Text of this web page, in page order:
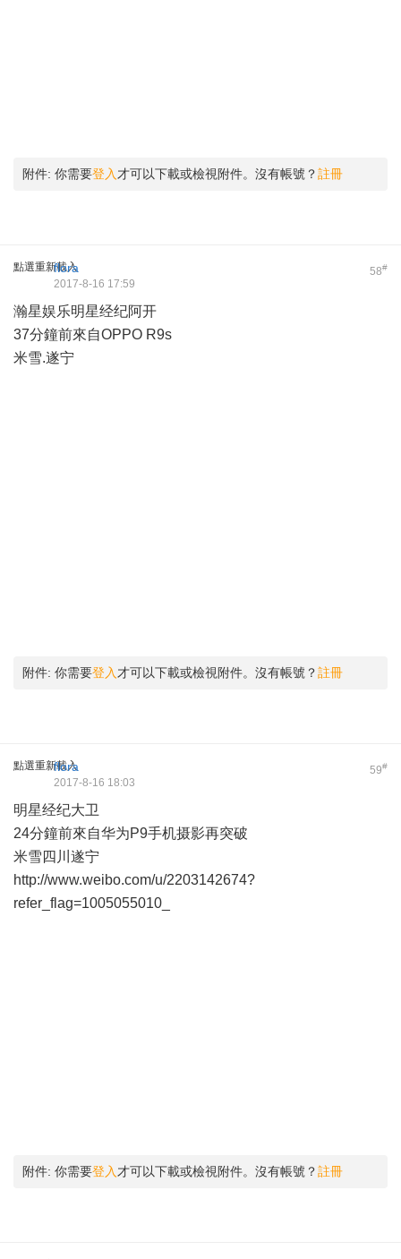
附件: 你需要登入 才可以下載或檢視附件。沒有帳號？註冊
點選重新載入 58#
flora
2017-8-16 17:59
瀚星娱乐明星经纪阿开
37分鐘前來自OPPO R9s
米雪.遂宁 ​​​​
附件: 你需要登入 才可以下載或檢視附件。沒有帳號？註冊
點選重新載入 59#
flora
2017-8-16 18:03
明星经纪大卫
24分鐘前來自华为P9手机摄影再突破
米雪四川遂宁 ​​​​
http://www.weibo.com/u/2203142674?
refer_flag=1005055010_
附件: 你需要登入 才可以下載或檢視附件。沒有帳號？註冊